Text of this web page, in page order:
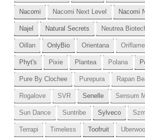
Nacomi Nacomi Next Level Nacomi
Najel Natural Secrets Neutrea
Oillan OnlyBio Orientana Oriflame
Phyt's Pixie Plantea Polana
Pure By Clochee Purepura Rapan
Rogalove SVR Senelle Sensum
Sun Dance Suntribe Sylveco
Terrapi Timeless Toofruit